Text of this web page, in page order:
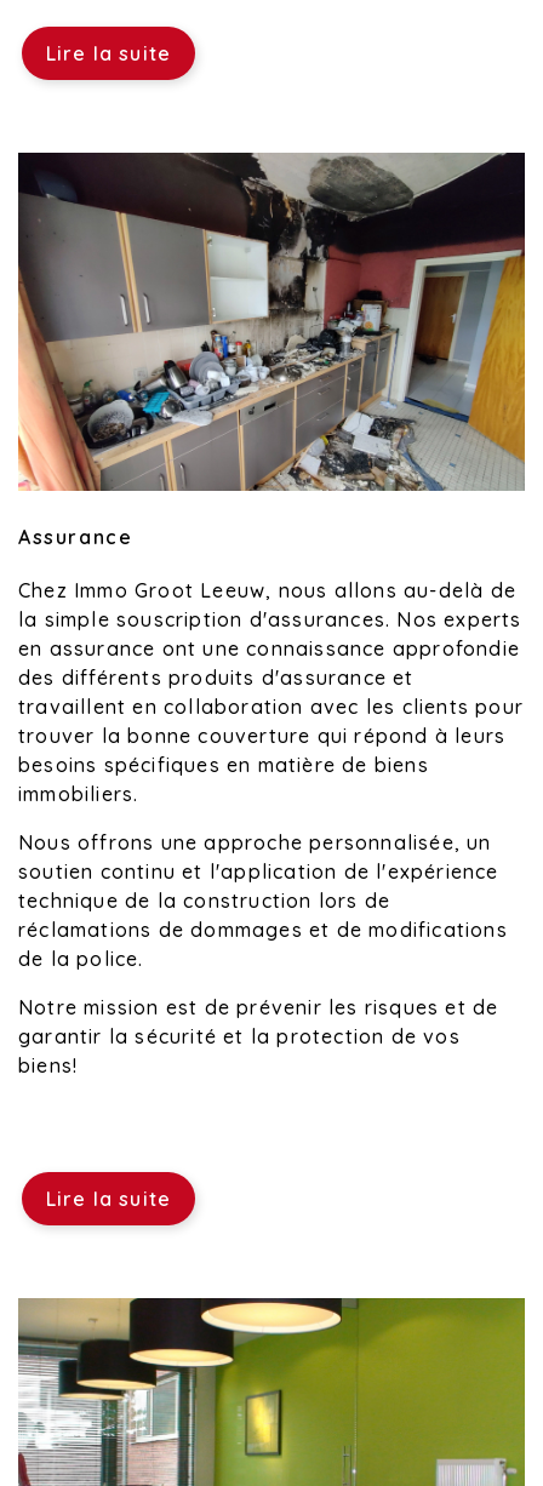
Lire la suite
Assurance
Chez Immo Groot Leeuw, nous allons au-delà de
la simple souscription d'assurances. Nos experts
en assurance ont une connaissance approfondie
des différents produits d'assurance et
travaillent en collaboration avec les clients pour
trouver la bonne couverture qui répond à leurs
besoins spécifiques en matière de biens
immobiliers.
Nous offrons une approche personnalisée, un
soutien continu et l'application de l'expérience
technique de la construction lors de
réclamations de dommages et de modifications
de la police.
Notre mission est de prévenir les risques et de
garantir la sécurité et la protection de vos
biens!
Lire la suite